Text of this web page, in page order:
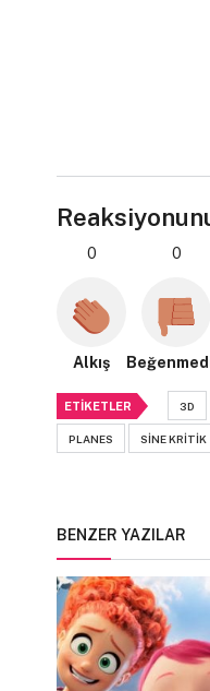
0
Alkış
0
ETIKETLER 3D
PLANES SINE KRITIK
BENZER YAZILAR